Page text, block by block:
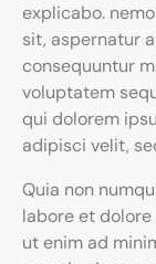
explicabo.
sit, aspernatur
consequuntur
voluptatem
qui dolorem
adipisci velit,
Quia non
labore et
ut enim ad